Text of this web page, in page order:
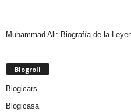
Muhammad Ali: Biografía de la
Blogroll
Blogicars
Blogicasa